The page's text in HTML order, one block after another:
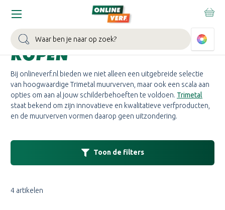
Zoeken
Home Trimetal Trimetal muurverf
TRIMETAL MUURVERF
KOPEN
Bij onlineverf.nl bieden we niet alleen een uitgebreide selectie
van hoogwaardige Trimetal muurverven, maar ook een scala aan
opties om aan al jouw schilderbehoeften te voldoen. Trimetal
staat bekend om zijn innovatieve en kwalitatieve verfproducten,
en de muurverven vormen daarop geen uitzondering.
4 artikelen
Toon de filters